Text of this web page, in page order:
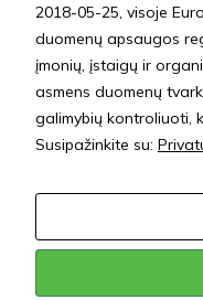
2018-05-25, visoje
duomenų apsaugos
įmonių, įstaigų ir
asmens duomenų
galimybių kontroliuoti,
Susipažinkite su: